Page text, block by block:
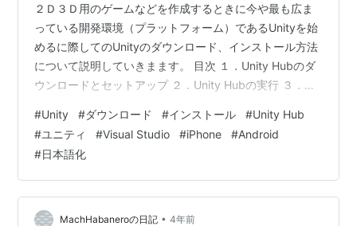
２Ｄ３Ｄ用のゲームなどを作成するときに今や最も広ま
っている開発環境（プラットフォーム）であるUnityを始
めるに際してのUnityのダウンロード、インストール方法
について説明していきまます。 目次 １．Unity Hubのダ
ウンロードとセットアップ ２．Unity Hubの実行 ３．
ントを持っていない場合 ３．２．すでにUnirtyアカウン
トを持っている場合 ４．Unityエディターのインストール
４．環境設定（外観、日本語化など） ５．モジュール追
加 １．Unity Hubのダウンロードとセットアップ まずは
じめにUnityのバー…
#Unity #ダウンロード #インストール #Unity Hub
#ユニティ #Visual Studio #iPhone #Android
#日本語化
MachHabaneroの日記 • 4年前